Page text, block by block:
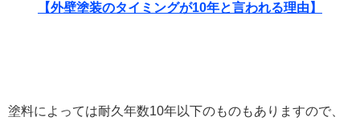
【外壁塗装のタイミングが10年と言われる理由】
塗料によっては耐久年数10年以下のものもありますので、